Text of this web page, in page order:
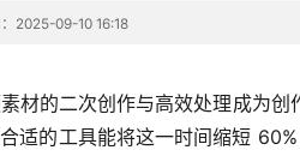
2025-09-10 16:18
材的二次创作与高效处理成为
适的工具能将这一时间缩短